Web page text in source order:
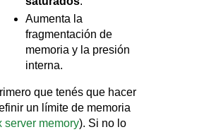
Aumenta la
fragmentación de
memoria y la presión
interna.
que tenés que hacer
un límite de memoria
server memory). Si no lo